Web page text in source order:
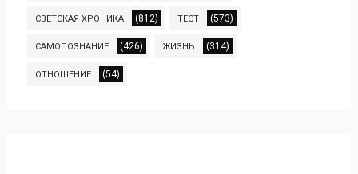
СВЕТСКАЯ ХРОНИКА (812) ТЕСТ (573)
САМОПОЗНАНИЕ (426) ЖИЗНЬ (314)
ОТНОШЕНИЕ (54)